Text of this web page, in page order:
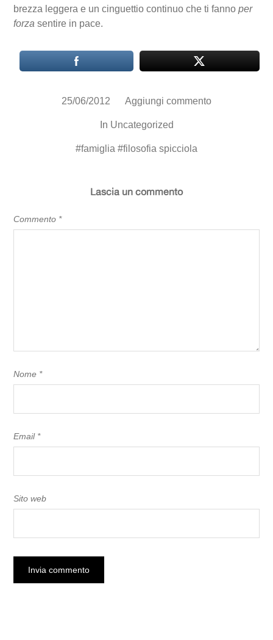
brezza leggera e un cinguettio continuo che ti fannoper
forza sentire in pace.
25/06/2012 Aggiungi commento
In Uncategorized
#famiglia #filosofia spicciola
Lascia un commento
Commento *
Nome *
Email *
Sito web